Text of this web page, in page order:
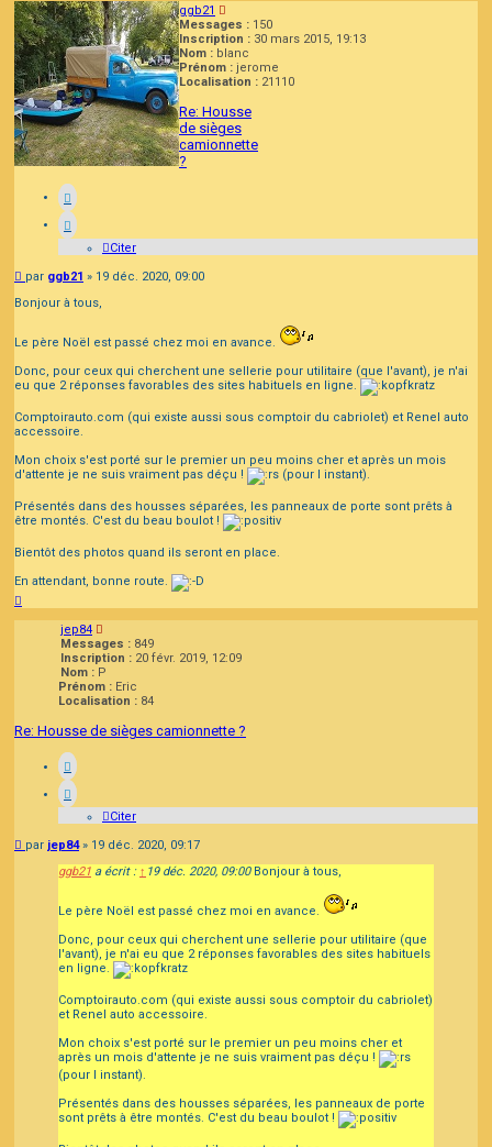
ggb21
Messages : 150
Inscription : 30 mars 2015, 19:13
Nom : blanc
Prénom : jerome
Localisation : 21110
Re: Housse
de sièges
camionnette
?
Citer
Message
par ggb21 » 19 déc. 2020, 09:00
Bonjour à tous,
Le père Noël est passé chez moi en avance.
Donc, pour ceux qui cherchent une sellerie pour utilitaire (que l'avant), je n'ai
eu que 2 réponses favorables des sites habituels en ligne.
Comptoirauto.com (qui existe aussi sous comptoir du cabriolet) et Renel auto
accessoire.
Mon choix s'est porté sur le premier un peu moins cher et après un mois
d'attente je ne suis vraiment pas déçu !
(pour l instant).
Présentés dans des housses séparées, les panneaux de porte sont prêts à
être montés. C'est du beau boulot !
Bientôt des photos quand ils seront en place.
En attendant, bonne route.
jep84
Messages : 849
Inscription : 20 févr. 2019, 12:09
Nom : P
Prénom : Eric
Localisation : 84
Re: Housse de sièges camionnette ?
Citer
Message
par jep84» 19 déc. 2020, 09:17
ggb21 a écrit : ↑ 19 déc. 2020, 09:00Bonjour à tous,
Le père Noël est passé chez moi en avance.
Donc, pour ceux qui cherchent une sellerie pour utilitaire (que
l'avant), je n'ai eu que 2 réponses favorables des sites habituels
en ligne.
Comptoirauto.com (qui existe aussi sous comptoir du cabriolet)
et Renel auto accessoire.
Mon choix s'est porté sur le premier un peu moins cher et
après un mois d'attente je ne suis vraiment pas déçu !
(pour l instant).
Présentés dans des housses séparées, les panneaux de porte
sont prêts à être montés. C'est du beau boulot !